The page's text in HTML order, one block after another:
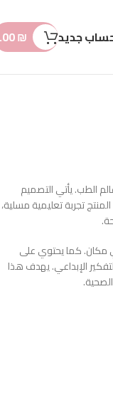
جديد ₪
الطب. يأتي التصميم
تجربة تعليمية مسلية،
مكان. كما يحتوي على
الإبداعي. يهدف هذا